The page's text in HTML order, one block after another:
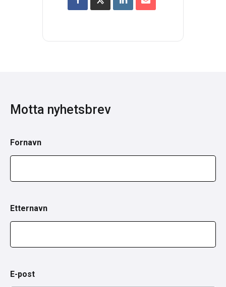
Motta nyhetsbrev
Fornavn
Etternavn
E-post